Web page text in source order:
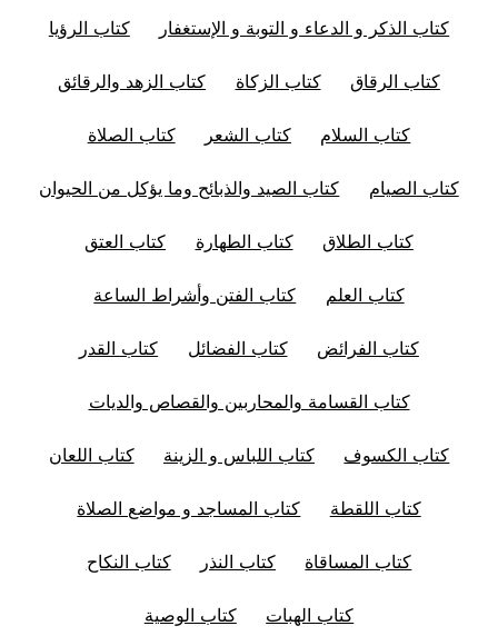
كتاب الذكر و الدعاء و التوبة و الإستغفار كتاب الرؤيا
كتاب الرقاق كتاب الزكاة كتاب الزهد والرقائق
كتاب السلام كتاب الشعر كتاب الصلاة
كتاب الصيام كتاب الصيد والذبائح وما يؤكل من الحيوان
كتاب الطلاق كتاب الطهارة كتاب العتق
كتاب العلم كتاب الفتن وأشراط الساعة
كتاب الفرائض كتاب الفضائل كتاب القدر
كتاب القسامة والمحاربين والقصاص والديات
كتاب الكسوف كتاب اللباس و الزينة كتاب اللعان
كتاب اللقطة كتاب المساجد و مواضع الصلاة
كتاب المساقاة كتاب النذر كتاب النكاح
كتاب الهبات كتاب الوصية